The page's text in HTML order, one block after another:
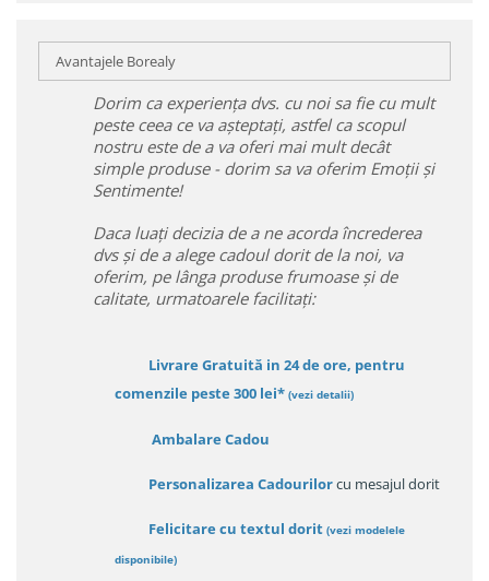
Avantajele Borealy
Dorim ca experiența dvs. cu noi sa fie cu mult
peste ceea ce va așteptați, astfel ca scopul
nostru este de a va oferi mai mult decât
simple produse - dorim sa va oferim Emoții și
Sentimente!
Daca luați decizia de a ne acorda încrederea
dvs și de a alege cadoul dorit de la noi, va
oferim, pe lânga produse frumoase și de
calitate, urmatoarele facilitați:
Livrare Gratuită in 24 de ore, pentru
comenzile peste 300 lei* (vezi detalii)
Ambalare Cadou
Personalizarea Cadourilorcu mesajul dorit
Felicitare cu textul dorit (vezi modelele
disponibile)